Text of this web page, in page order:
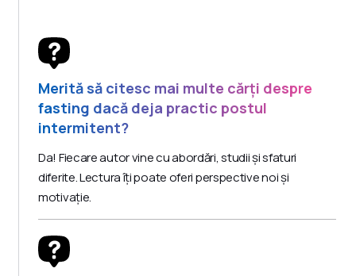
Merită să citesc mai multe cărți despre
fasting dacă deja practic postul
intermitent?
Da! Fiecare autor vine cu abordări, studii și sfaturi
diferite. Lectura îți poate oferi perspective noi și
motivație.